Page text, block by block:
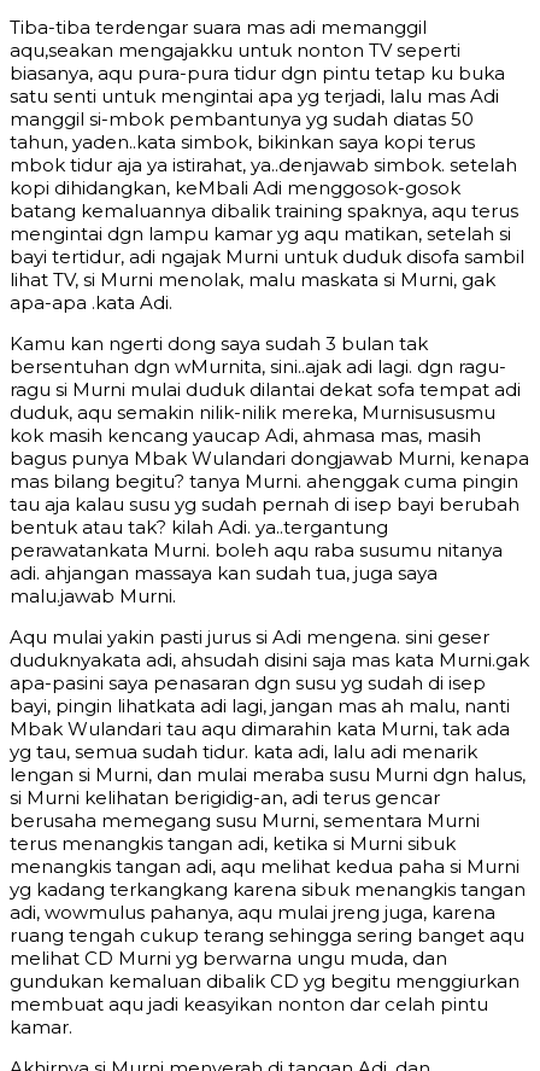
Tiba-tiba terdengar suara mas adi memanggil
aqu,seakan mengajakku untuk nonton TV seperti
biasanya, aqu pura-pura tidur dgn pintu tetap ku buka
satu senti untuk mengintai apa yg terjadi, lalu mas Adi
manggil si-mbok pembantunya yg sudah diatas 50
tahun, yaden..kata simbok, bikinkan saya kopi terus
mbok tidur aja ya istirahat, ya..denjawab simbok. setelah
kopi dihidangkan, keMbali Adi menggosok-gosok
batang kemaluannya dibalik training spaknya, aqu terus
mengintai dgn lampu kamar yg aqu matikan, setelah si
bayi tertidur, adi ngajak Murni untuk duduk disofa sambil
lihat TV, si Murni menolak, malu maskata si Murni, gak
apa-apa .kata Adi.
Kamu kan ngerti dong saya sudah 3 bulan tak
bersentuhan dgn wMurnita, sini..ajak adi lagi. dgn ragu-
ragu si Murni mulai duduk dilantai dekat sofa tempat adi
duduk, aqu semakin nilik-nilik mereka, Murnisususmu
kok masih kencang yaucap Adi, ahmasa mas, masih
bagus punya Mbak Wulandari dongjawab Murni, kenapa
mas bilang begitu? tanya Murni. ahenggak cuma pingin
tau aja kalau susu yg sudah pernah di isep bayi berubah
bentuk atau tak? kilah Adi. ya..tergantung
perawatankata Murni. boleh aqu raba susumu nitanya
adi. ahjangan massaya kan sudah tua, juga saya
malu.jawab Murni.
Aqu mulai yakin pasti jurus si Adi mengena. sini geser
duduknyakata adi, ahsudah disini saja mas kata Murni.gak
apa-pasini saya penasaran dgn susu yg sudah di isep
bayi, pingin lihatkata adi lagi, jangan mas ah malu, nanti
Mbak Wulandari tau aqu dimarahin kata Murni, tak ada
yg tau, semua sudah tidur. kata adi, lalu adi menarik
lengan si Murni, dan mulai meraba susu Murni dgn halus,
si Murni kelihatan berigidig-an, adi terus gencar
berusaha memegang susu Murni, sementara Murni
terus menangkis tangan adi, ketika si Murni sibuk
menangkis tangan adi, aqu melihat kedua paha si Murni
yg kadang terkangkang karena sibuk menangkis tangan
adi, wowmulus pahanya, aqu mulai jreng juga, karena
ruang tengah cukup terang sehingga sering banget aqu
melihat CD Murni yg berwarna ungu muda, dan
gundukan kemaluan dibalik CD yg begitu menggiurkan
membuat aqu jadi keasyikan nonton dar celah pintu
kamar.